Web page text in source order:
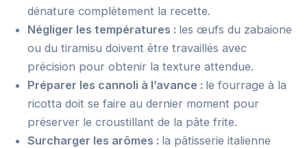
dénature complètement la recette.
Négliger les températures : les œufs du zabaione
ou du tiramisu doivent être travaillés avec
précision pour obtenir la texture attendue.
Préparer les cannoli à l’avance : le fourrage à la
ricotta doit se faire au dernier moment pour
préserver le croustillant de la pâte frite.
Surcharger les arômes : la pâtisserie italienne